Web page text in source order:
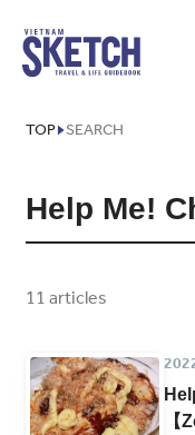
TOP SEARCH
11 articles
【